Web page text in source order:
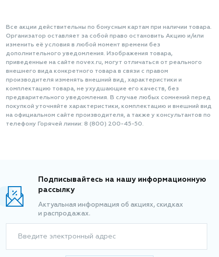
Все акции действительны по бонусным картам при наличии товара.
Организатор оставляет за собой право остановить Акцию и/или
изменить её условия в любой момент времени без
дополнительного уведомления. Изображения товара,
приведенные на сайте novex.ru, могут отличаться от реального
внешнего вида конкретного товара в связи с правом
производителя изменять внешний вид, характеристики и
комплектацию товара, не ухудшающие его качеств, без
предварительного уведомления. В случае любых сомнений перед
покупкой уточняйте характеристики, комплектацию и внешний вид
на официальном сайте производителя, а также у консультантов по
телефону Горячей линии: 8 (800) 200-45-50.
Подписывайтесь на нашу информационную
рассылку
Актуальная информация об акциях, скидках
и распродажах.
Введите электронный адрес